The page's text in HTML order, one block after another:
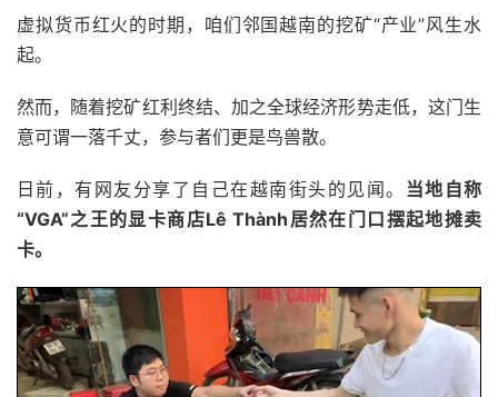
虚拟货币红火的时期，咱们邻国越南的挖矿“产业”风生水
起。
然而，随着挖矿红利终结、加之全球经济形势走低，这门生
意可谓一落千丈，参与者们更是鸟兽散。
日前，有网友分享了自己在越南街头的见闻。 当地自称
“VGA”之王的显卡商店Lê Thành居然在门口摆起地摊卖
卡。